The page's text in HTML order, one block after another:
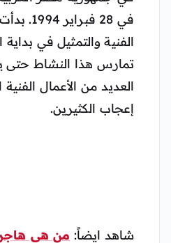
في 28
تمارس هذا النشاط حتى
العديد من الأعمال الفنية
إعجاب الكثيرين.
شاهد ايضاً: من هي